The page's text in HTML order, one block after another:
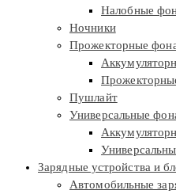
Налобные
Ночники
Прожекторные
Пушлайт
Универсальные
Зарядные устройства и
Автомобильные